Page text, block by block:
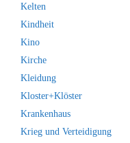
Kelten
Kindheit
Kino
Kirche
Kleidung
Kloster+Klöster
Krankenhaus
Krieg und Verteidigung